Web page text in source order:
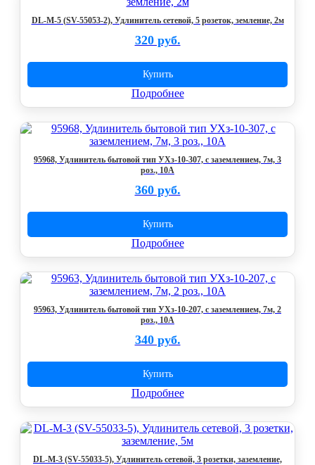
DL-M-5 (SV-55053-2), Удлинитель сетевой, 5 розеток, земление, 2м
320 руб.
Купить
Подробнее
95968, Удлинитель бытовой тип УХз-10-307, с заземлением, 7м, 3
роз., 10А
360 руб.
Купить
Подробнее
95963, Удлинитель бытовой тип УХз-10-207, с заземлением, 7м, 2
роз., 10А
340 руб.
Купить
Подробнее
DL-M-3 (SV-55033-5), Удлинитель сетевой, 3 розетки, заземление,